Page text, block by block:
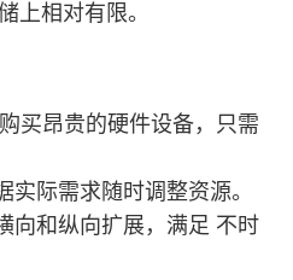
上相对有限。
买昂贵的硬件设备，只需
际需求随时调整资源。
向和纵向扩展，满足 不时